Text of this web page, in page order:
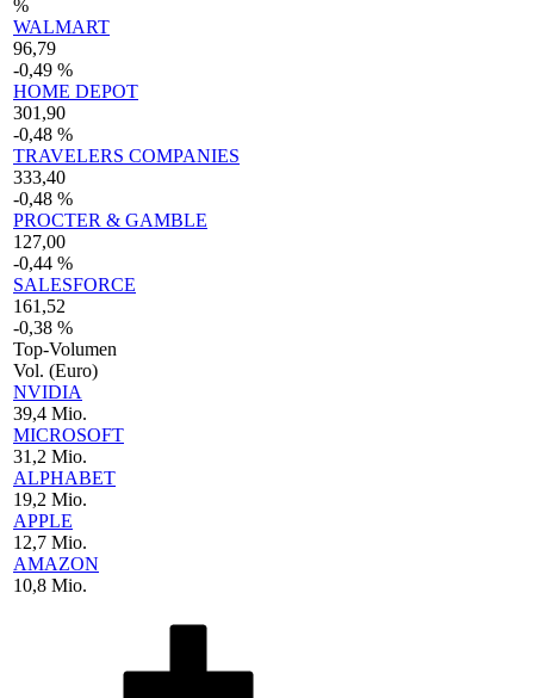
%
WALMART
96,79
-0,49 %
HOME DEPOT
301,90
-0,48 %
TRAVELERS COMPANIES
333,40
-0,48 %
PROCTER & GAMBLE
127,00
-0,44 %
SALESFORCE
161,52
-0,38 %
Top-Volumen
Vol. (Euro)
NVIDIA
39,4 Mio.
MICROSOFT
31,2 Mio.
ALPHABET
19,2 Mio.
APPLE
12,7 Mio.
AMAZON
10,8 Mio.